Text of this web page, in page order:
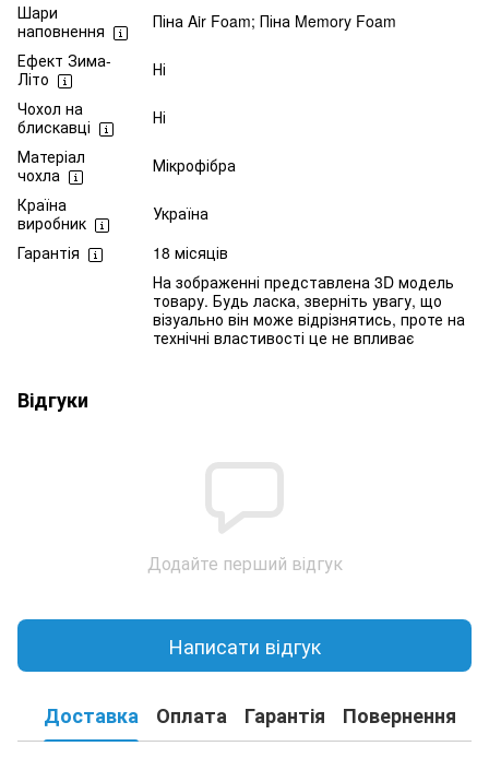
Шари
наповнення
Піна Air Foam; Піна Memory Foam
Ефект Зима-
Літо
Ні
Чохол на
блискавці
Ні
Матеріал
чохла
Мікрофібра
Країна
виробник
Україна
Гарантія
18 місяців
На зображенні представлена 3D модель
товару. Будь ласка, зверніть увагу, що
візуально він може відрізнятись, проте на
технічні властивості це не впливає
Відгуки
Додайте перший відгук
Написати відгук
Доставка Оплата Гарантія Повернення